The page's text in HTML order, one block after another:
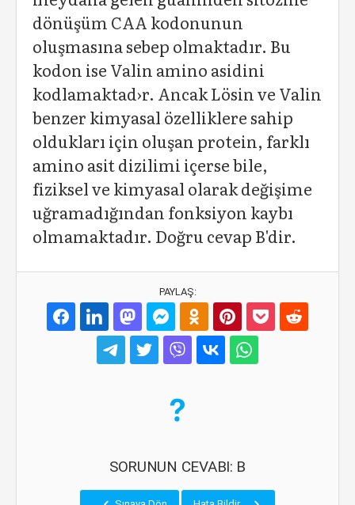
dönüşüm CAA kodonunun
oluşmasına sebep olmaktadır. Bu
kodon ise Valin amino asidini
kodlamaktad›r. Ancak Lösin ve Valin
benzer kimyasal özelliklere sahip
oldukları için oluşan protein, farklı
amino asit dizilimi içerse bile,
fiziksel ve kimyasal olarak değişime
uğramadığından fonksiyon kaybı
olmamaktadır. Doğru cevap B'dir.
PAYLAŞ:
SORUNUN CEVABI: B